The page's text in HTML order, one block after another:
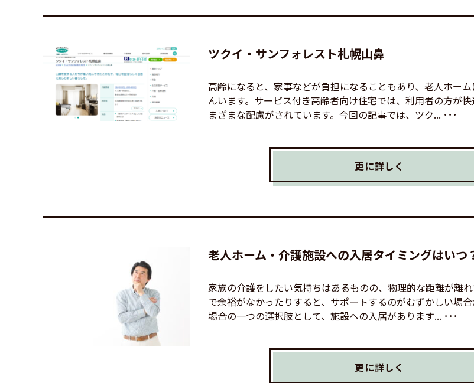
ツクイ・サンフォレスト札幌山鼻
高齢になると、家事などが負担になることもあり、老人ホー
んいます。サービス付き高齢者向け住宅では、利用者の方が
まざまな配慮がされています。今回の記事では、ツク... ･･･
更に詳しく
老人ホーム・介護施設への入居タイミングはいつ
家族の介護をしたい気持ちはあるものの、物理的な距離が離
で余裕がなかったりすると、サポートするのがむずかしい場
場合の一つの選択肢として、施設への入居があります... ･･･
更に詳しく